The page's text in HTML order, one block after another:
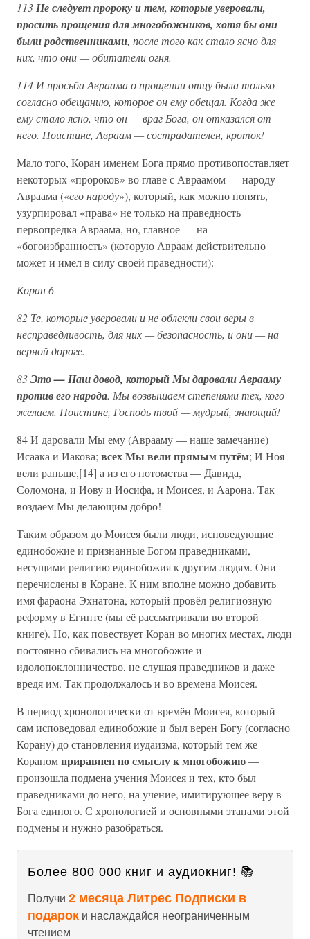
113Не следует пророку и тем, которые уверовали,
просить прощения для многобожников, хотя бы они
были родственниками, после того как стало ясно для
них, что они — обитатели огня.
114 И просьба Авраама о прощении отцу была только
согласно обещанию, которое он ему обещал. Когда же
ему стало ясно, что он — враг Бога, он отказался от
него. Поистине, Авраам — сострадателен, кроток!
Мало того, Коран именем Бога прямо противопоставляет
некоторых «пророков» во главе с Авраамом — народу
Авраама («его народу»), который, как можно понять,
узурпировал «права» не только на праведность
первопредка Авраама, но, главное — на
«богоизбранность» (которую Авраам действительно
может и имел в силу своей праведности):
Коран 6
82 Те, которые уверовали и не облекли свои веры в
несправедливость, для них — безопасность, и они — на
верной дороге.
83Это — Наш довод, который Мы даровали Аврааму
против его народа. Мы возвышаем степенями тех, кого
желаем. Поистине, Господь твой — мудрый, знающий!
84 И даровали Мы ему (Аврааму — наше замечание)
Исаака и Иакова; всех Мы вели прямым путём; И Ноя
вели раньше,[14] а из его потомства — Давида,
Соломона, и Иову и Иосифа, и Моисея, и Аарона. Так
воздаем Мы делающим добро!
Таким образом до Моисея были люди, исповедующие
единобожие и признанные Богом праведниками,
несущими религию единобожия к другим людям. Они
перечислены в Коране. К ним вполне можно добавить
имя фараона Эхнатона, который провёл религиозную
реформу в Египте (мы её рассматривали во второй
книге). Но, как повествует Коран во многих местах, люди
постоянно сбивались на многобожие и
идолопоклонничество, не слушая праведников и даже
вредя им. Так продолжалось и во времена Моисея.
В период хронологически от времён Моисея, который
сам исповедовал единобожие и был верен Богу (согласно
Корану) до становления иудаизма, который тем же
Кораномприравнен по смыслу к многобожию—
произошла подмена учения Моисея и тех, кто был
праведниками до него, на учение, имитирующее веру в
Бога единого. С хронологией и основными этапами этой
подмены и нужно разобраться.
Более 800 000 книг и аудиокниг! 📚
Получи 2 месяца Литрес Подписки в
подарок и наслаждайся неограниченным
чтением